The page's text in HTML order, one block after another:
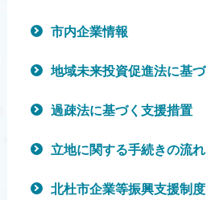
市内企業情報
地域未来投資促進法に基
過疎法に基づく支援措置
立地に関す­る手続きの­流れ
北杜市企業等振興支援制度